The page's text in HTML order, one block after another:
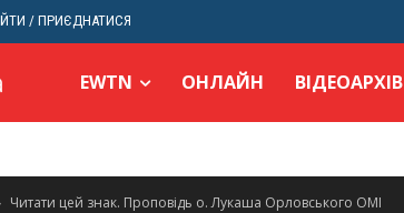
/ ПРИЄДНАТИСЯ
EWTN ОНЛАЙН ВІДЕОАРХІВ
Читати цей знак. Проповідь о. Лукаша Орловського ОМІ